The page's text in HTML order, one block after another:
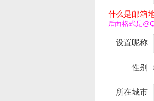
什么是邮箱
后面格式是
设置昵称
性别
所在城市